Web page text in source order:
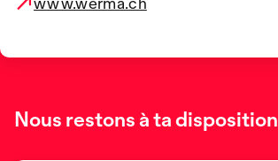
Nous restons à ta disposition